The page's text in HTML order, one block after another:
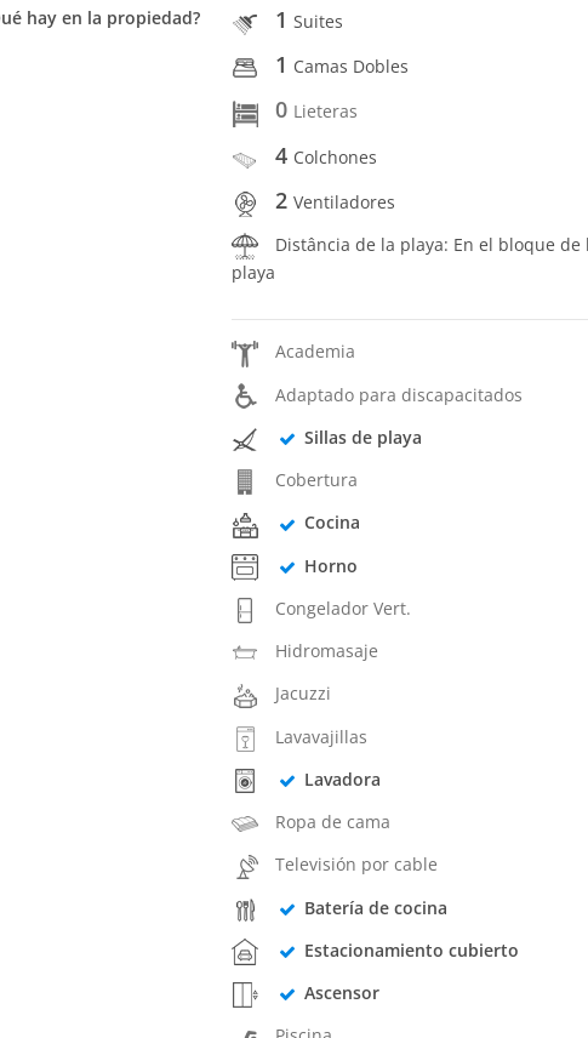
hay en la propiedad? 1Suites
1 Camas Dobles
0 Lieteras
4 Colchones
2Ventiladores
Distância de la playa: En el bloque de
playa
Academia
Adaptado para discapacitados
Sillas de playa
Cobertura
Cocina
Horno
Congelador Vert.
Hidromasaje
Jacuzzi
Lavavajillas
Lavadora
Ropa de cama
Televisión por cable
Batería de cocina
Estacionamiento cubierto
Ascensor